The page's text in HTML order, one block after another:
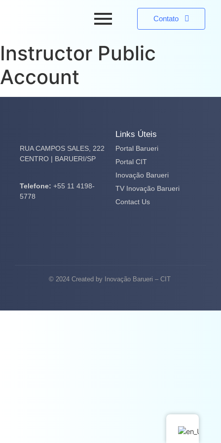
Contato
Instructor Public
Account
RUA CAMPOS SALES, 222
CENTRO | BARUERI/SP
Telefone: +55 11 4198-
5778
Links Úteis
Portal Barueri
Portal CIT
Inovação Barueri
TV Inovação Barueri
Contact Us
© 2024 Created by Inovação Barueri – CIT